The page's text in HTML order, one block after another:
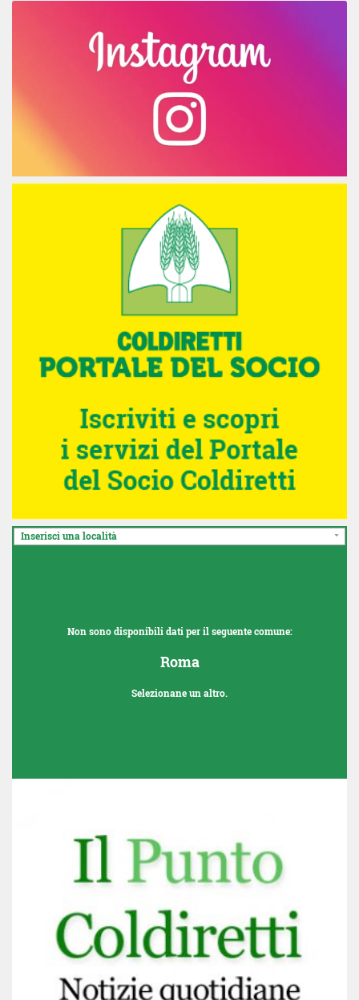
Inserisci una località
Non sono disponibili dati per il seguente comune:
Roma
Selezionane un altro.